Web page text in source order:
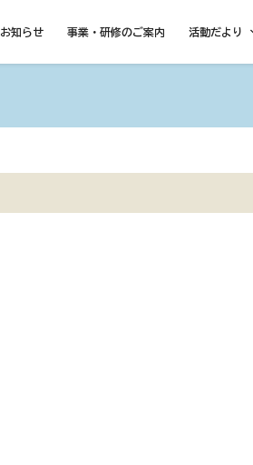
お知らせ 事業・研修のご案内 活動だより